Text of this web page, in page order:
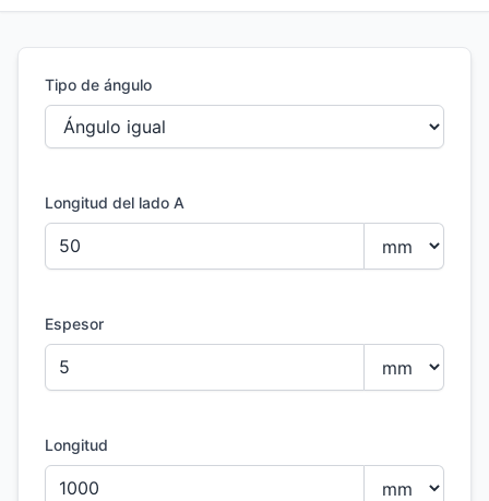
Tipo de ángulo
Longitud del lado A
Espesor
Longitud